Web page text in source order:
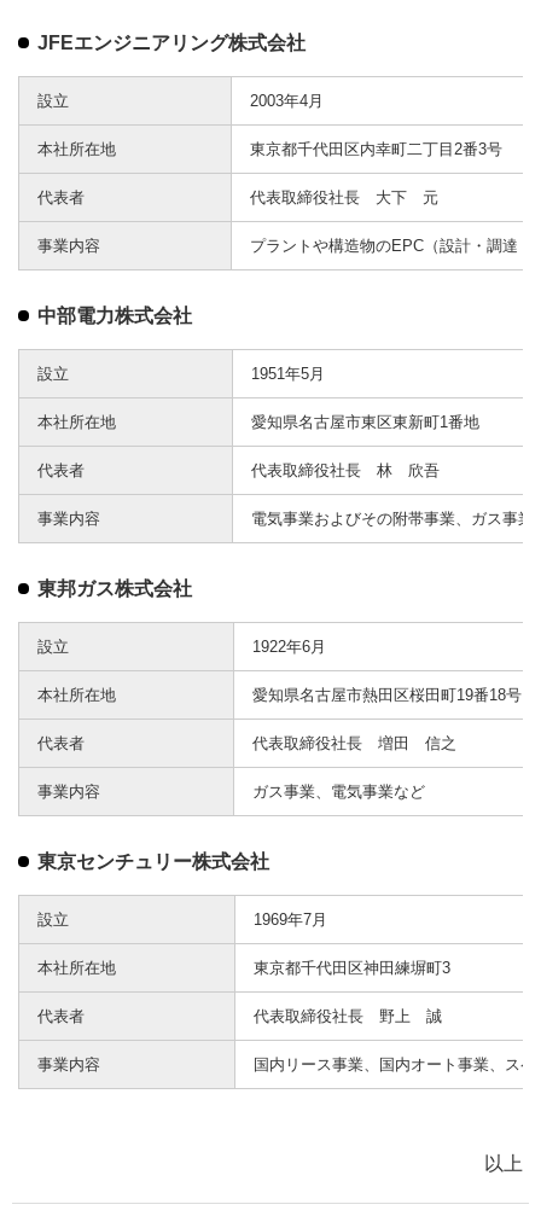
JFEエンジニアリング株式会社
設立 2003年4月
本社所在地 東京都千代田区内幸町二丁目2番3号
代表者 代表取締役社長 大下 元
事業内容 プラントや構造物のEPC（設計・調達
中部電力株式会社
設立 1951年5月
本社所在地 愛知県名古屋市東区東新町1番地
代表者 代表取締役社長 林 欣吾
事業内容 電気事業およびその附帯事業、ガス事
東邦ガス株式会社
設立 1922年6月
本社所在地 愛知県名古屋市熱田区桜田町19番18号
代表者 代表取締役社長 増田 信之
事業内容 ガス事業、電気事業など
東京センチュリー株式会社
設立 1969年7月
本社所在地 東京都千代田区神田練塀町3
代表者 代表取締役社長 野上 誠
事業内容 国内リース事業、国内オート事業、ス
以上